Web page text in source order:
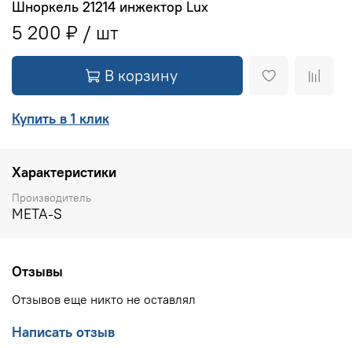
Шноркель 21214 инжектор Lux
5 200 ₽
В корзину
Купить в 1 клик
Характеристики
Производитель
META-S
Отзывы
Отзывов еще никто не оставлял
Написать отзыв